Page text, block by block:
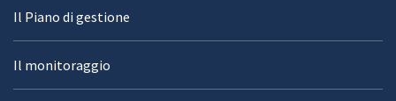
Il Piano di gestione
Il monitoraggio